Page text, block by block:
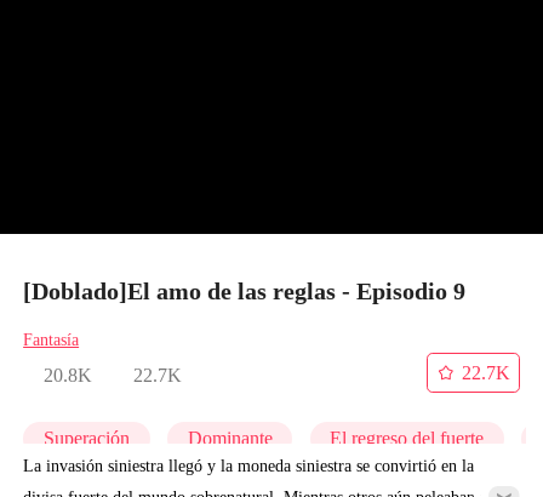
[Doblado]El amo de las reglas - Episodio 9
Fantasía
20.8K 22.7K
22.7K
Superación Dominante El regreso del fuerte
La invasión siniestra llegó y la moneda siniestra se convirtió en la